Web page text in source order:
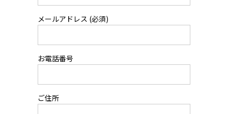
メールアドレス (必須)
お電話番号
ご住所